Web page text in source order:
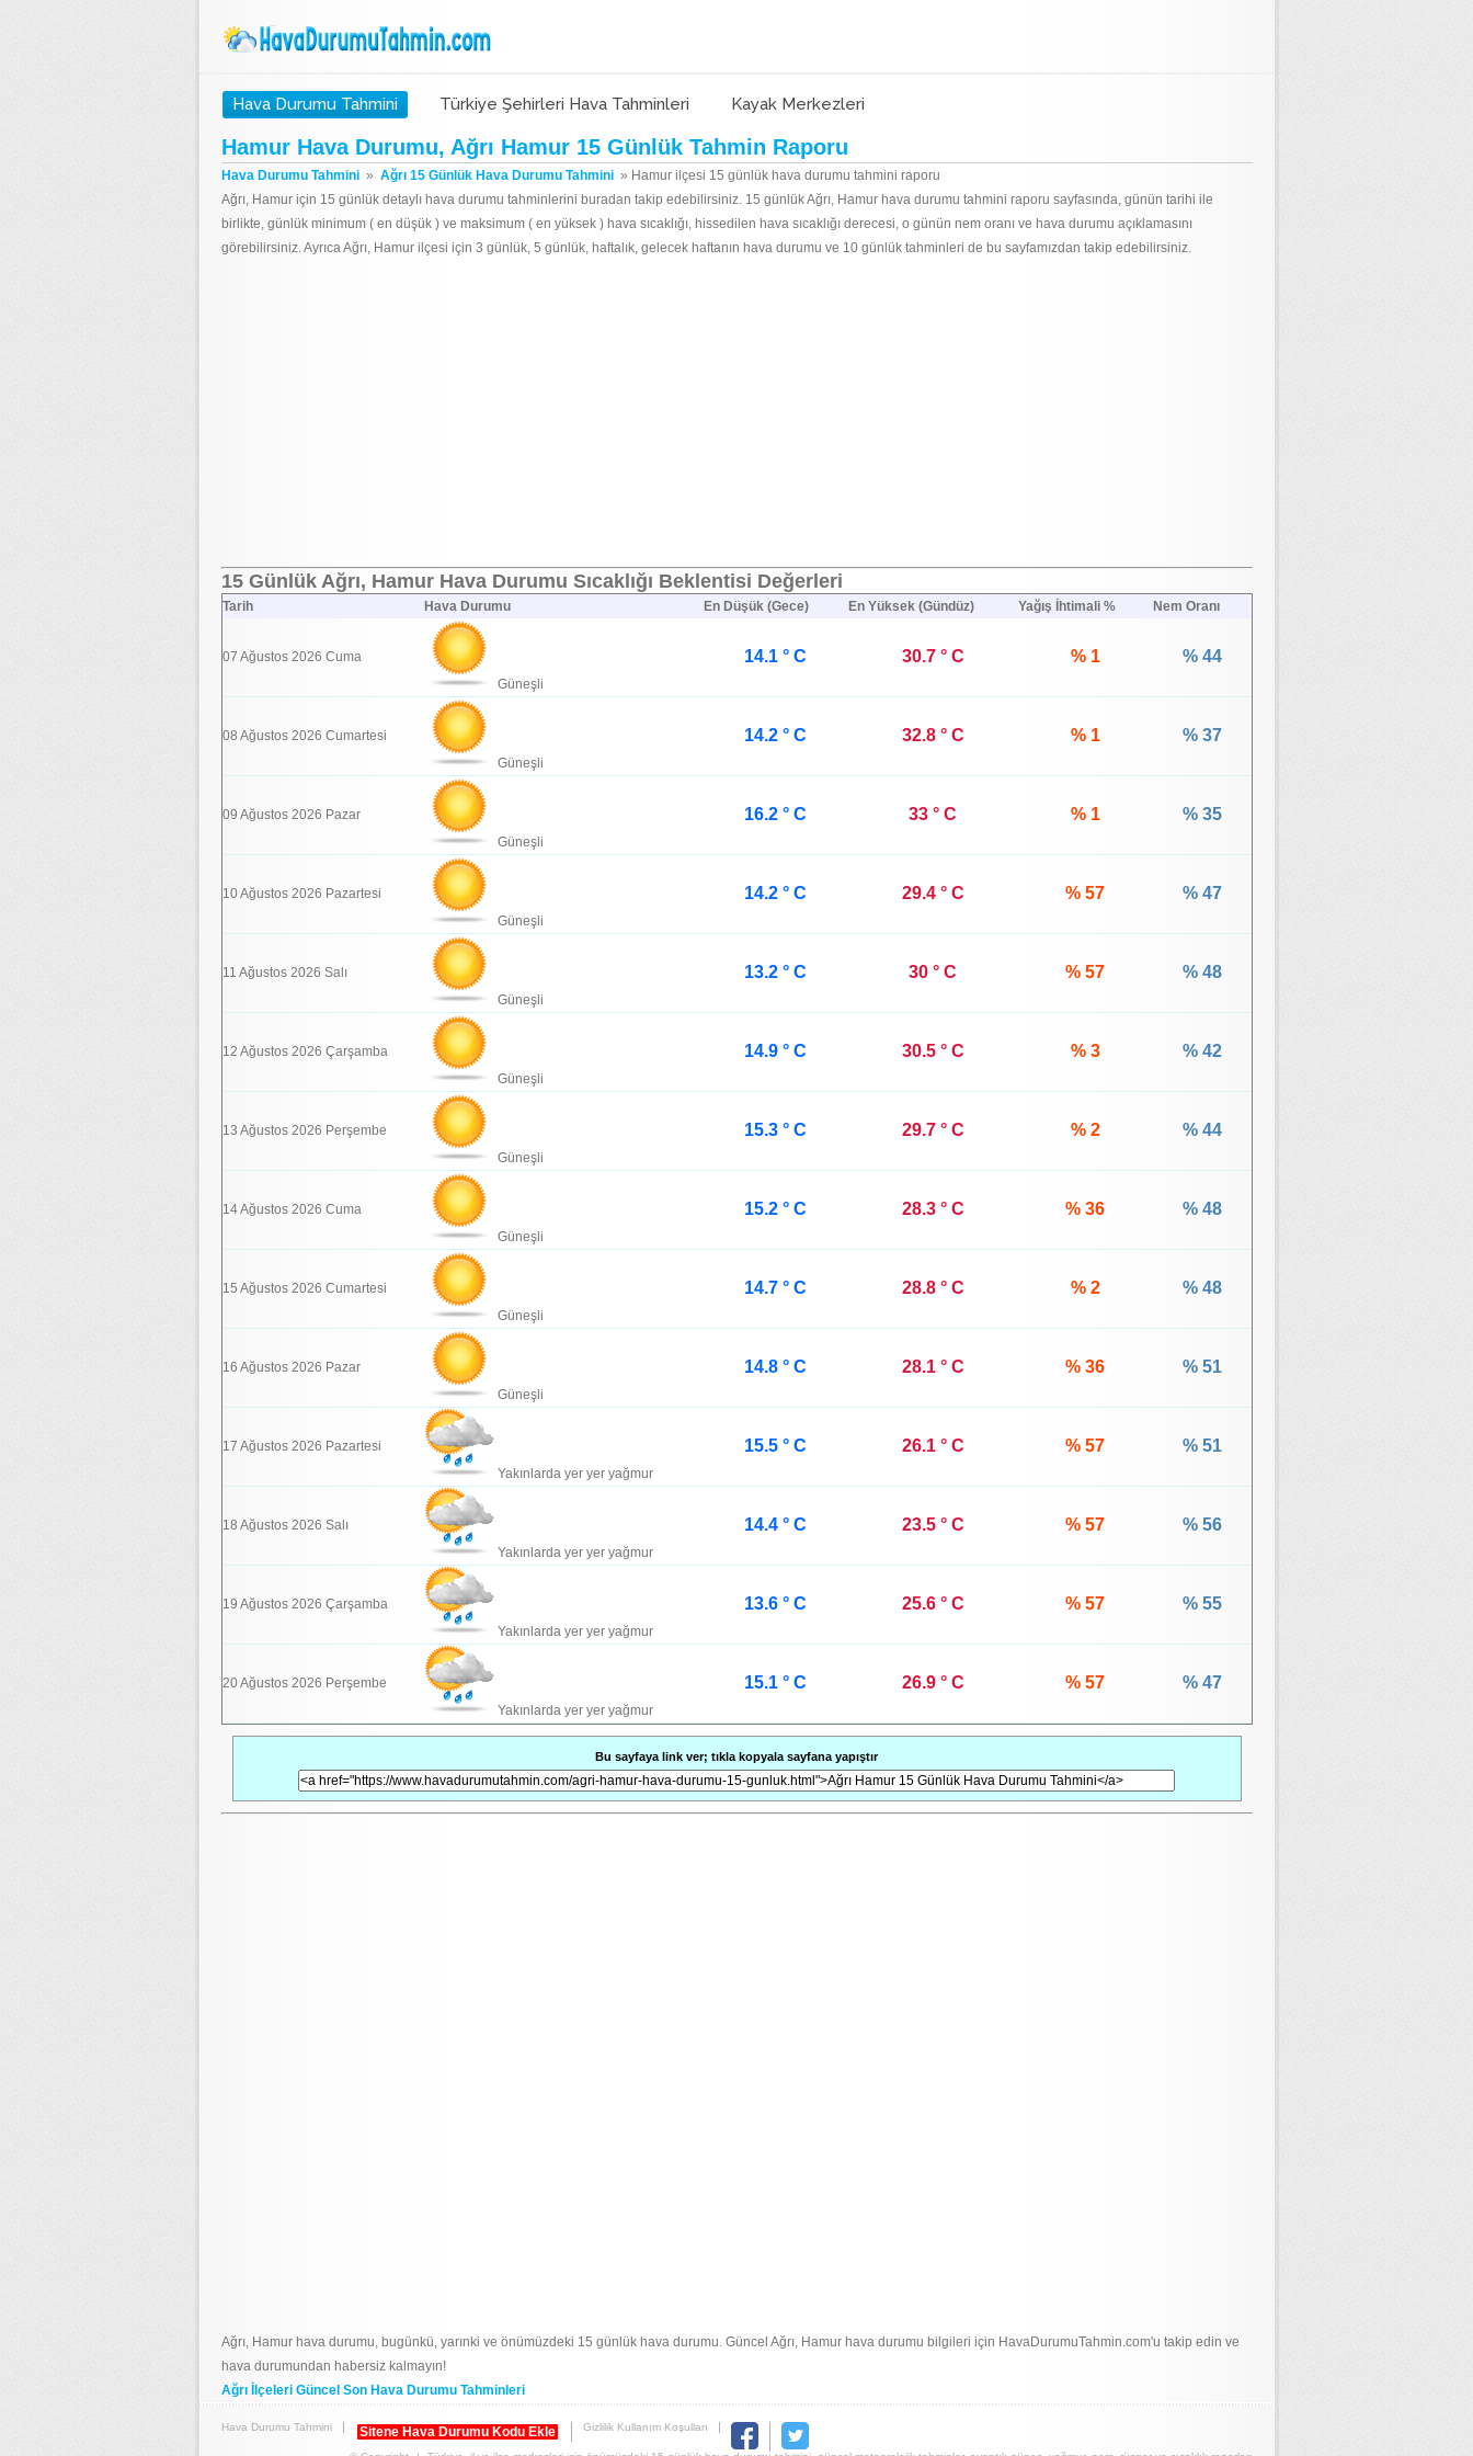
Hava Durumu Tahmini Türkiye Şehirleri Hava Tahminleri Kayak Merkezleri
Hamur Hava Durumu, Ağrı Hamur 15 Günlük Tahmin Raporu
Hava Durumu Tahmini » Ağrı 15 Günlük Hava Durumu Tahmini » Hamur ilçesi 15 günlük hava durumu tahmini raporu
Ağrı, Hamur için 15 günlük detaylı hava durumu tahminlerini buradan takip edebilirsiniz. 15 günlük Ağrı, Hamur hava durumu tahmini raporu sayfasında, günün tarihi ile
birlikte, günlük minimum ( en düşük ) ve maksimum ( en yüksek ) hava sıcaklığı, hissedilen hava sıcaklığı derecesi, o günün nem oranı ve hava durumu açıklamasını
görebilirsiniz. Ayrıca Ağrı, Hamur ilçesi için 3 günlük, 5 günlük, haftalık, gelecek haftanın hava durumu ve 10 günlük tahminleri de bu sayfamızdan takip edebilirsiniz.
15 Günlük Ağrı, Hamur Hava Durumu Sıcaklığı Beklentisi Değerleri
Tarih Hava Durumu En Düşük (Gece) En Yüksek (Gündüz) Yağış İhtimali % Nem Oranı
07 Ağustos 2026 Cuma
Güneşli
14.1 ° C 30.7 ° C % 1 % 44
08 Ağustos 2026 Cumartesi
Güneşli
14.2 ° C 32.8 ° C % 1 % 37
09 Ağustos 2026 Pazar
Güneşli
16.2 ° C 33 ° C % 1 % 35
10 Ağustos 2026 Pazartesi
Güneşli
14.2 ° C 29.4 ° C % 57 % 47
11 Ağustos 2026 Salı
Güneşli
13.2 ° C 30 ° C % 57 % 48
12 Ağustos 2026 Çarşamba
Güneşli
14.9 ° C 30.5 ° C % 3 % 42
13 Ağustos 2026 Perşembe
Güneşli
15.3 ° C 29.7 ° C % 2 % 44
14 Ağustos 2026 Cuma
Güneşli
15.2 ° C 28.3 ° C % 36 % 48
15 Ağustos 2026 Cumartesi
Güneşli
14.7 ° C 28.8 ° C % 2 % 48
16 Ağustos 2026 Pazar
Güneşli
14.8 ° C 28.1 ° C % 36 % 51
17 Ağustos 2026 Pazartesi
Yakınlarda yer yer yağmur
15.5 ° C 26.1 ° C % 57 % 51
18 Ağustos 2026 Salı
Yakınlarda yer yer yağmur
14.4 ° C 23.5 ° C % 57 % 56
19 Ağustos 2026 Çarşamba
Yakınlarda yer yer yağmur
13.6 ° C 25.6 ° C % 57 % 55
20 Ağustos 2026 Perşembe
Yakınlarda yer yer yağmur
15.1 ° C 26.9 ° C % 57 % 47
Bu sayfaya link ver; tıkla kopyala sayfana yapıştır
Ağrı, Hamur hava durumu, bugünkü, yarınki ve önümüzdeki 15 günlük hava durumu. Güncel Ağrı, Hamur hava durumu bilgileri için HavaDurumuTahmin.com'u takip edin ve
hava durumundan habersiz kalmayın!
Ağrı İlçeleri Güncel Son Hava Durumu Tahminleri
Hava Durumu Tahmini Sitene Hava Durumu Kodu Ekle Gizlilik Kullanım Koşulları